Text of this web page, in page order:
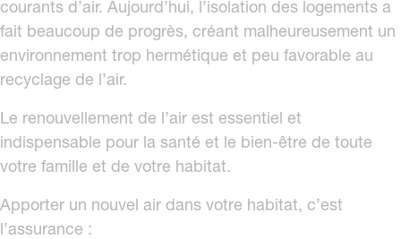
courants d’air. Aujourd’hui, l’isolation des logements a
fait beaucoup de progrès, créant malheureusement un
environnement trop hermétique et peu favorable au
recyclage de l’air.
Le renouvellement de l’air est essentiel et
indispensable pour la santé et le bien-être de toute
votre famille et de votre habitat.
Apporter un nouvel air dans votre habitat, c’est
l’assurance :